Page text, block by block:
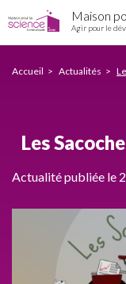
Sacoches
au
Maison
Agir pour le
Accueil Actualités
Les
Actualité publiée le